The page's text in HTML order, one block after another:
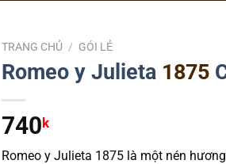
TRANG CHỦ / GÓI LẺ
Romeo y Julieta 1875
740 k
Romeo y Julieta 1875 là một nén